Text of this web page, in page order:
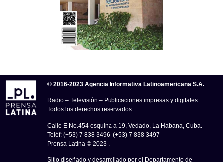
© 2016-2023 Agencia Informativa Latinoamericana S.A.
Radio – Televisión – Publicaciones impresas y digitales.
Todos los derechos reservados.
Calle E No.454 esquina a 19, Vedado, La Habana, Cuba.
Teléf: (+53) 7 838 3496, (+53) 7 838 3497
Prensa Latina © 2023 .
Sitio diseñado y desarrollado por el Departamento de